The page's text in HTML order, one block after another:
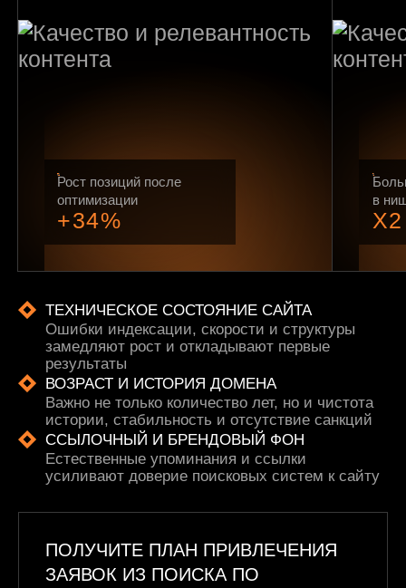
Рост позиций после
оптимизации
+34%
в
X2
ТЕХНИЧЕСКОЕ СОСТОЯНИЕ САЙТА
Ошибки индексации, скорости и структуры
замедляют рост и откладывают первые
результаты
ВОЗРАСТ И ИСТОРИЯ ДОМЕНА
Важно не только количество лет, но и чистота
истории, стабильность и отсутствие санкций
ССЫЛОЧНЫЙ И БРЕНДОВЫЙ ФОН
Естественные упоминания и ссылки
усиливают доверие поисковых систем к сайту
ПОЛУЧИТЕ ПЛАН ПРИВЛЕЧЕНИЯ
ЗАЯВОК ИЗ ПОИСКА ПО